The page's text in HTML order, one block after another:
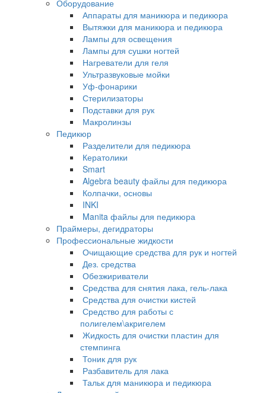
Оборудование
Аппараты для маникюра и педикюра
Вытяжки для маникюра и педикюра
Лампы для освещения
Лампы для сушки ногтей
Нагреватели для геля
Ультразвуковые мойки
Уф-фонарики
Стерилизаторы
Подставки для рук
Макролинзы
Педикюр
Разделители для педикюра
Кератолики
Smart
Algebra beauty файлы для педикюра
Колпачки, основы
INKI
Manita файлы для педикюра
Праймеры, дегидраторы
Профессиональные жидкости
Очищающие средства для рук и ногтей
Дез. средства
Обезжириватели
Средства для снятия лака, гель-лака
Средства для очистки кистей
Средство для работы с
полигелем\акригелем
Жидкость для очистки пластин для
стемпинга
Тоник для рук
Разбавитель для лака
Тальк для маникюра и педикюра